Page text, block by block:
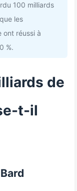
100 milliards
les
ont réussi à
%.
de
t-il